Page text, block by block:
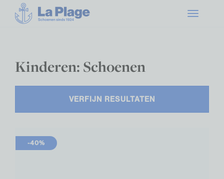
Toggle
Kinderen: Schoenen
VERFIJN RESULTATEN
-40%